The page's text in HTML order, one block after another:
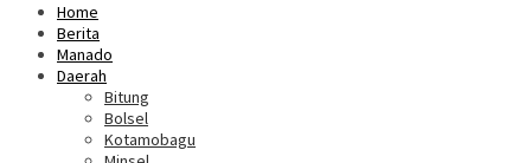
Home
Berita
Manado
Daerah
Bitung
Bolsel
Kotamobagu